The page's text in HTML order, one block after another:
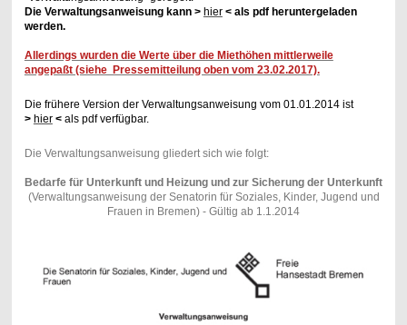
Die Verwaltungsanweisung kann > hier < als pdf heruntergeladen
werden.
Allerdings wurden die Werte über die Miethöhen mittlerweile
angepaßt (siehe Pressemitteilung oben vom 23.02.2017).
Die frühere Version der Verwaltungsanweisung vom 01.01.2014 ist
> hier <als pdf verfügbar.
Die Verwaltungsanweisung gliedert sich wie folgt:
Bedarfe für Unterkunft und Heizung und zur Sicherung der Unterkunft
(Verwaltungsanweisung der Senatorin für Soziales, Kinder, Jugend und
Frauen in Bremen) - Gültig ab 1.1.2014